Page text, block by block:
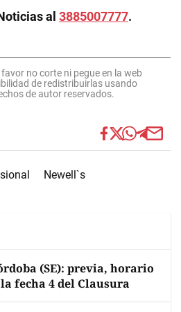
al 3885007777.
no corte ni pegue en la web
de redistribuirlas usando
de autor reservados.
Newell`s
(SE): previa, horario
fecha 4 del Clausura